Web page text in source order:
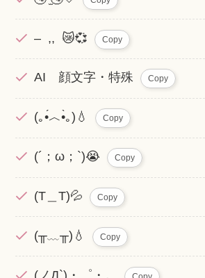
– ,, 😿💞 Copy
AI 顔文字・特殊 Copy
(｡•́︿•̀｡)💧 Copy
(´；ω；`)😭 Copy
(T＿T)💦 Copy
(╥﹏╥)💧 Copy
(ノД`)・゜・。